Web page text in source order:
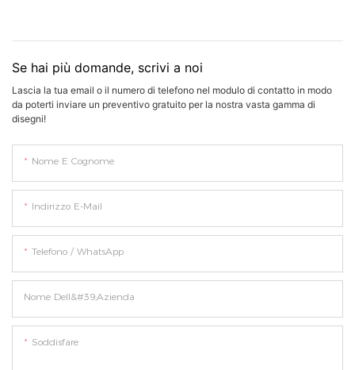
Se hai più domande, scrivi a noi
Lascia la tua email o il numero di telefono nel modulo di contatto in modo
da poterti inviare un preventivo gratuito per la nostra vasta gamma di
disegni!
Nome E Cognome
Indirizzo E-Mail
Telefono / WhatsApp
Nome Dell&#39;azienda
Soddisfare